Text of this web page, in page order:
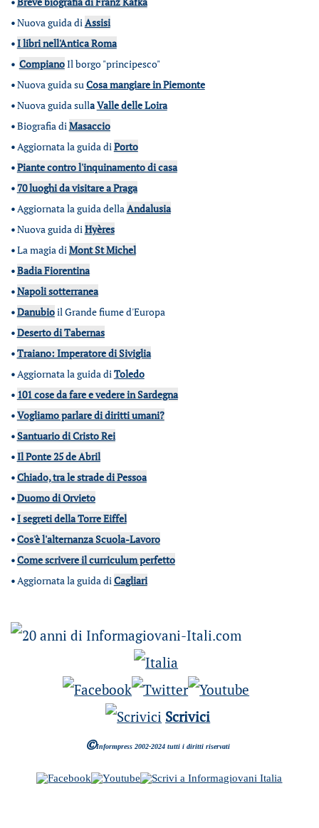
•Nuova guida diAssisi
•I libri nell'Antica Roma
• CompianoIl borgo "principesco"
•Nuova guida suCosa mangiare in Piemonte
•Nuova guida sullaValle delle Loira
•Biografia diMasaccio
•Aggiornata la guida diPorto
•Piante contro l'inquinamento di casa
• 70 luoghi da visitare a Praga
•Aggiornata la guida dellaAndalusia
•Nuova guida diHyères
•La magia diMont St Michel
•Badia Fiorentina
•Napoli sotterranea
•Danubioil Grande fiume d'Europa
•Deserto di Tabernas
•Traiano: Imperatore di Siviglia
•Aggiornata la guida diToledo
• 101 cose da fare e vedere in Sardegna
•Vogliamo parlare di diritti umani?
•Santuario di Cristo Rei
•Il Ponte 25 de Abril
•Chiado, tra le strade di Pessoa
•Duomo di Orvieto
•I segreti della Torre Eiffel
•Cos'è l'alternanza Scuola-Lavoro
•Come scrivere il curriculum perfetto
•Aggiornata la guida diCagliari
Scrivici
©Informpress 2002-2024 tutti i diritti riservati